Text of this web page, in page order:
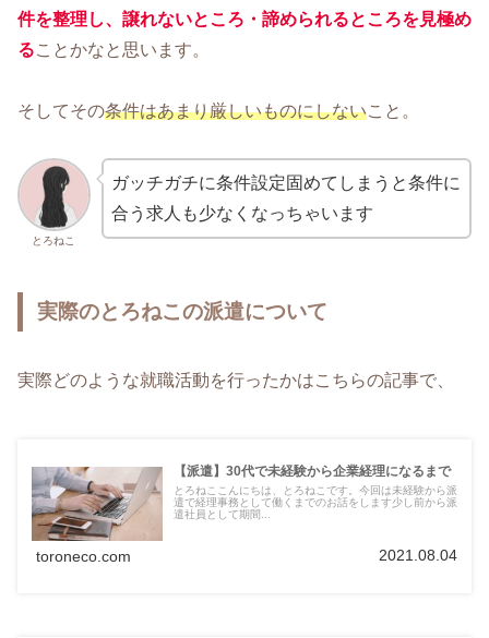
件を整理し、譲れないところ・諦められるところを見極め
ることかなと思います。
そしてその条件はあまり厳しいものにしないこと。
とろねこ
ガッチガチに条件設定固めてしまうと条件に
合う求人も少なくなっちゃいます
実際のとろねこの派遣について
実際どのような就職活動を行ったかはこちらの記事で、
【派遣】30代で未経験から企業経理になるまで
とろねここんにちは、とろねこです。今回は未経験から派
遣で経理事務として働くまでのお話をします少し前から派
遣社員として期間...
toroneco.com 2021.08.04